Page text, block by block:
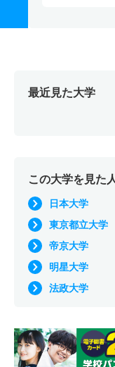
最近見た大学
この大学を見た
日本大学
東京都立大学
帝京大学
明星大学
法政大学